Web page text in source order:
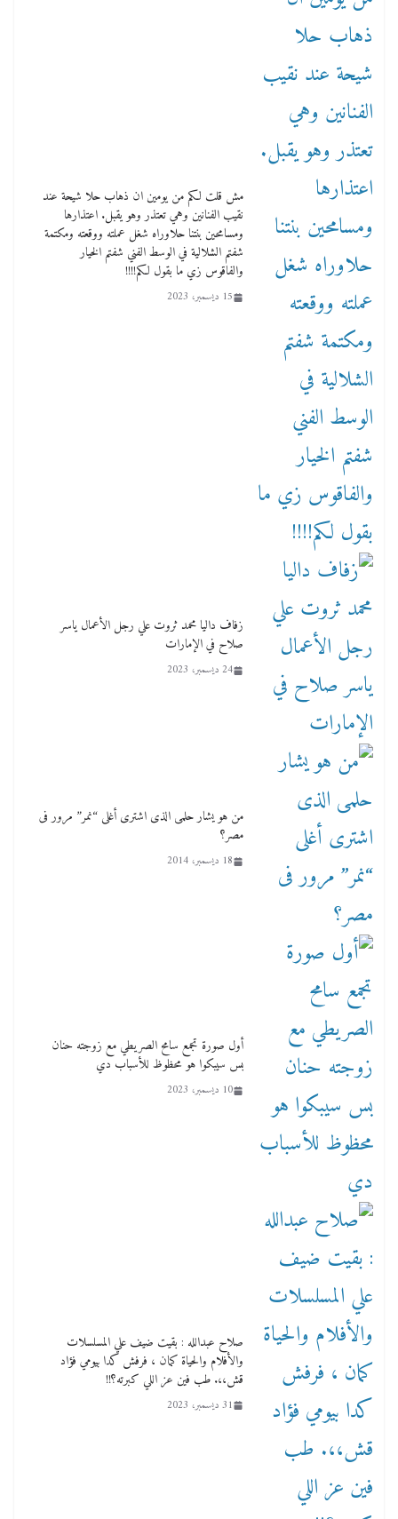
مش قلت لكم من يومين ان ذهاب حلا شيحة عند
نقيب الفنانين وهي تعتذر وهو يقبل. اعتذارها
ومسامحين بنتنا حلاوراه شغل عملته ووقعته ومكتمة
شفتم الشلالية في الوسط الفني شفتم الخيار
والفاقوس زي ما بقول لكم!!!!
15 ديسمبر، 2023
زفاف داليا محمد ثروت علي رجل الأعمال ياسر
صلاح في الإمارات
24 ديسمبر، 2023
من هو يشار حلمى الذى اشترى أغلى “نمر” مرور فى
مصر؟
18 ديسمبر، 2014
أول صورة تجمع سامح الصريطي مع زوجته حنان
بس سيبكوا هو محظوظ للأسباب دي
10 ديسمبر، 2023
صلاح عبدالله : بقيت ضيف علي المسلسلات
والأفلام والحياة كمان ، فرفش كدا بيومي فؤاد
قش،،. طب فين عز اللي كبرته؟!!
31 ديسمبر، 2023